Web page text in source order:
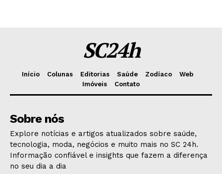
SC24h
Início Colunas Editorias Saúde Zodíaco
Web
Imóveis
Contato
Sobre nós
Explore notícias e artigos atualizados sobre saúde,
tecnologia, moda, negócios e muito mais no SC 24h.
Informação confiável e insights que fazem a diferença
no seu dia a dia